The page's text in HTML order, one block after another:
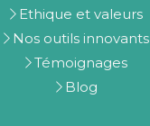
Ethique et valeurs
Nos outils innovants
Témoignages
Blog